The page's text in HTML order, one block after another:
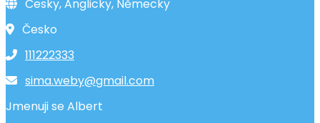
Česky, Anglicky, Německy
Česko
111222333
sima.weby@gmail.com
Jmenuji se Albert